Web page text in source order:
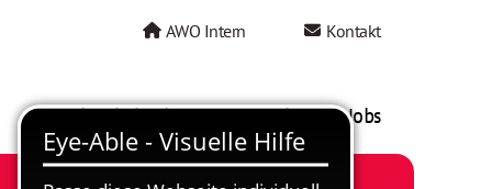
AWO Intern Kontakt
AWO als Arbeitgeber Mein AWO Jobs